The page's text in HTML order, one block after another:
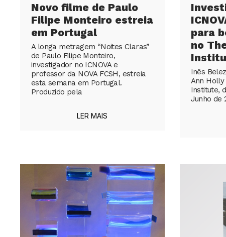
Novo filme de Paulo
Filipe Monteiro estreia
em Portugal
A longa metragem “Noites Claras”
de Paulo Filipe Monteiro,
investigador no ICNOVA e
professor da NOVA FCSH, estreia
esta semana em Portugal.
Produzido pela
LER MAIS
para
no
Inês
Ann
Institute,
Junho de